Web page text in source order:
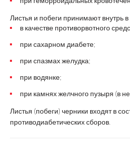
Листья и побеги принимают внутрь
в качестве противорвотного
при сахарном диабете;
при спазмах желудка;
при водянке;
при камнях желчного пузыря (в
Листья (побеги) черники входят в
противодиабетических сборов.